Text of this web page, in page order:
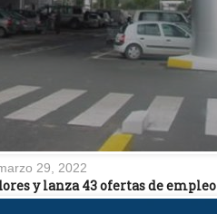
29, 2022
y lanza 43 ofertas de empleo